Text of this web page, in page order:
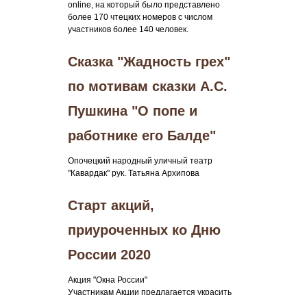
online, на который было представлено
более 170 чтецких номеров с числом
участников более 140 человек.
Сказка "Жадность грех"
по мотивам сказки А.С.
Пушкина "О попе и
работнике его Балде"
Опочецкий народный уличный театр
"Кавардак" рук. Татьяна Архипова
Старт акций,
приуроченных ко Дню
России 2020
Акция "Окна России"
Участникам Акции предлагается украсить